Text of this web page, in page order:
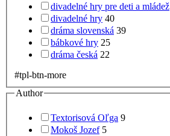
divadelné hry pre deti a mládež
divadelné hry 40
dráma slovenská 39
bábkové hry 25
dráma česká 22
#tpl-btn-more
Author
Textorisová Oľga 9
Mokoš Jozef 5